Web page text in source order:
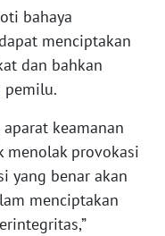
bahaya
menciptakan
dan bahkan
pemilu.
keamanan
menolak provokasi
yang benar akan
menciptakan